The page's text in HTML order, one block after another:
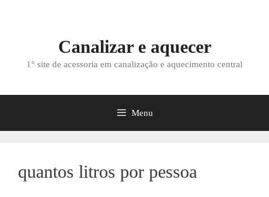
Canalizar e aquecer
1° site de acessoria em canalização e aquecimento central
Menu
quantos litros por pessoa